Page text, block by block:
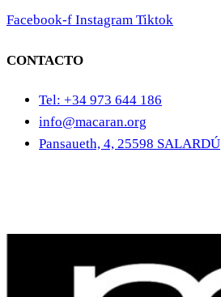
Facebook-f Instagram Tiktok
CONTACTO
Tel: +34 973 644 186
info@macaran.org
Pansaueth, 4, 25598 SALARDÚ